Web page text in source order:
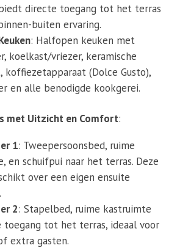
directe toegang tot het terras
buiten ervaring.
: Halfopen keuken met
koelkast/vriezer, keramische
koffiezetapparaat (Dolce Gusto),
en alle benodigde kookgerei.
met Uitzicht en Comfort:
1: Tweepersoonsbed, ruime
en schuifpui naar het terras. Deze
over een eigen ensuite
2: Stapelbed, ruime kastruimte
toegang tot het terras, ideaal voor
extra gasten.